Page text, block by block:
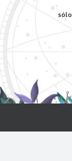
Saltar
contenido